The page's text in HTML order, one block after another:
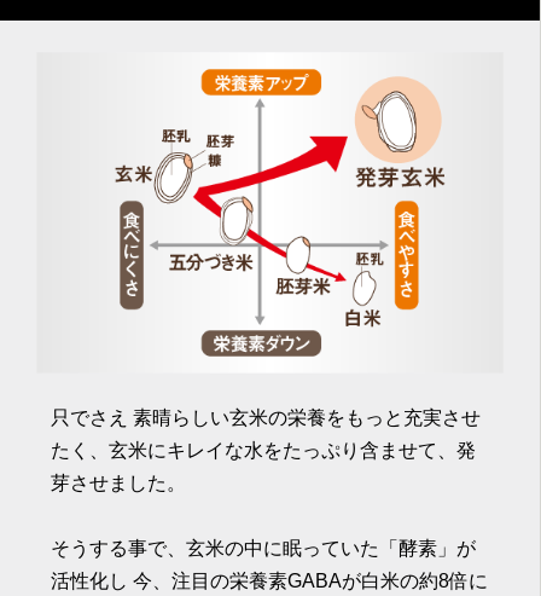
只でさえ 素晴らしい玄米の栄養をもっと充実させ
たく、玄米にキレイな水をたっぷり含ませて、発
芽させました。
そうする事で、玄米の中に眠っていた「酵素」が
活性化し 今、注目の栄養素GABAが白米の約8倍に